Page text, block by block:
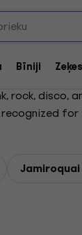
Bīniji Zeķes
disco,